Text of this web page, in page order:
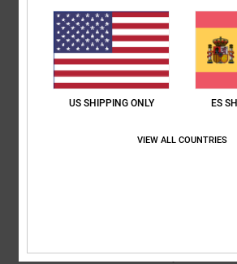
Exactamente lo que se mostraba en la página
Mostrar original - Français
Comodidad: 5/5 Relación calidad-precio : 5/5 Talla
: 5/5
Recomiendo este producto
5/5
Comodidad: 5 Relación calidad-precio: 4
US SHIPPING ONLY ES
VIEW ALL COUNTRIES